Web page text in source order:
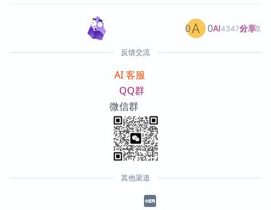
AI4347篇文章
0 0 分享
反馈交流
AI 客服
QQ群
微信群
其他渠道